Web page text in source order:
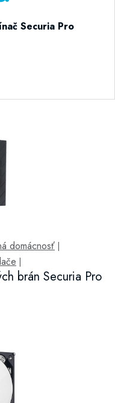
Securia Pro
domácnosť
brán Securia Pro